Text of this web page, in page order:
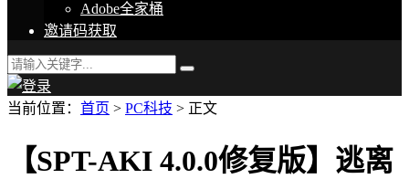
Adobe全家桶
邀请码获取
当前位置： 首页 > PC科技 > 正文
【SPT-AKI 4.0.0修复版】逃离